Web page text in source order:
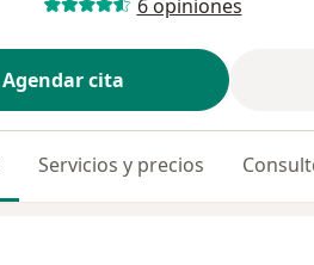
6 opiniones
Agendar cita
Servicios y precios